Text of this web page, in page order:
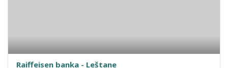
Raiffeisen banka - Leštane